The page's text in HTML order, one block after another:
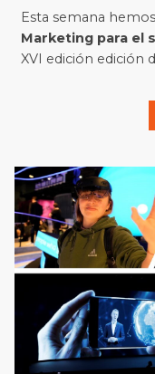
Esta semana
Marketing para el
XVI edición edición